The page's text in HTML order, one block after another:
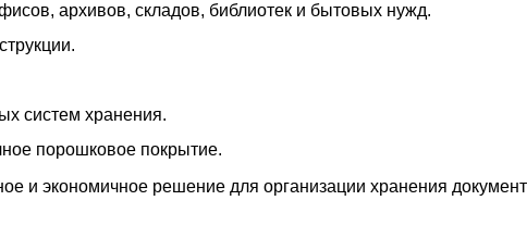
архивов, складов, библиотек и бытовых нужд.
систем хранения.
порошковое покрытие.
и экономичное решение для организации хранения